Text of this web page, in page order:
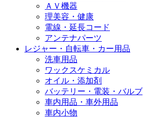
ＡＶ機器
理美容・健康
電線・延長コード
アンテナパーツ
レジャー・自転車・カー用品
洗車用品
ワックスケミカル
オイル・添加剤
バッテリー・電装・バルブ
車内用品・車外用品
車内小物